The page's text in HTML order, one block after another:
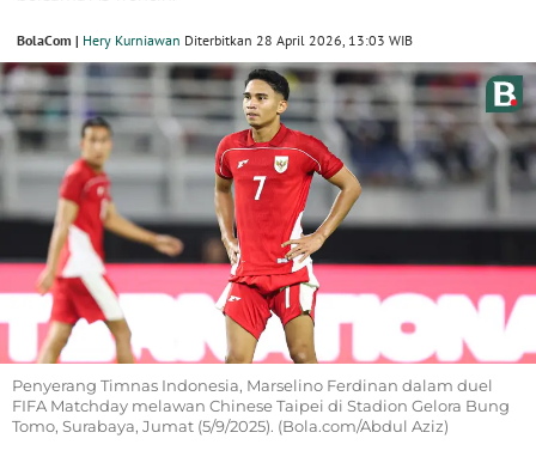
BolaCom | Hery Kurniawan Diterbitkan 28 April 2026, 13:03 WIB
Penyerang Timnas Indonesia, Marselino Ferdinan dalam duel
FIFA Matchday melawan Chinese Taipei di Stadion Gelora Bung
Tomo, Surabaya, Jumat (5/9/2025). (Bola.com/Abdul Aziz)